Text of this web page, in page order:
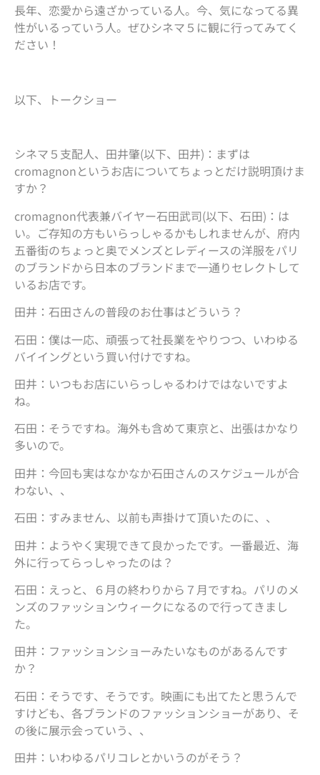
長年、恋愛から遠ざかっている人。今、気になってる異
性がいるっていう人。ぜひシネマ５に観に行ってみてく
ださい！
以下、トークショー
シネマ５支配人、田井肇(以下、田井)：まずは
cromagnonというお店についてちょっとだけ説明頂けま
すか？
cromagnon代表兼バイヤー石田武司(以下、石田)：は
い。ご存知の方もいらっしゃるかもしれませんが、府内
五番街のちょっと奥でメンズとレディースの洋服をパリ
のブランドから日本のブランドまで一通りセレクトして
いるお店です。
田井：石田さんの普段のお仕事はどういう？
石田：僕は一応、頑張って社長業をやりつつ、いわゆる
バイイングという買い付けですね。
田井：いつもお店にいらっしゃるわけではないですよ
ね。
石田：そうですね。海外も含めて東京と、出張はかなり
多いので。
田井：今回も実はなかなか石田さんのスケジュールが合
わない、、
石田：すみません、以前も声掛けて頂いたのに、、
田井：ようやく実現できて良かったです。一番最近、海
外に行ってらっしゃったのは？
石田：えっと、６月の終わりから７月ですね。パリのメ
ンズのファッションウィークになるので行ってきまし
た。
田井：ファッションショーみたいなものがあるんです
か？
石田：そうです、そうです。映画にも出てたと思うんで
すけども、各ブランドのファッションショーがあり、そ
の後に展示会っていう、、
田井：いわゆるパリコレとかいうのがそう？